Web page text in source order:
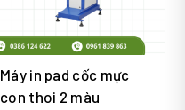
Máy in pad cốc mực
con thoi 2 màu